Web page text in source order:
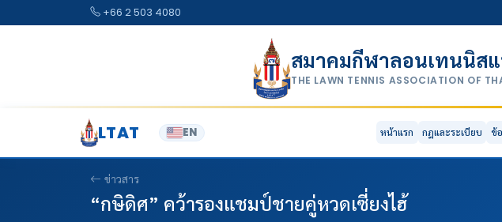
+66 2 503 4080
สมาคมกีฬาลอนเทนนิส
THE LAWN TENNIS ASSOCIATION OF
LTAT EN หน้าแรก กฎและระเบียบ ข้
ข่าวสาร
“กษิดิศ” คว้ารองแชมป์ชายคู่หวดเซี่ยงไฮ้